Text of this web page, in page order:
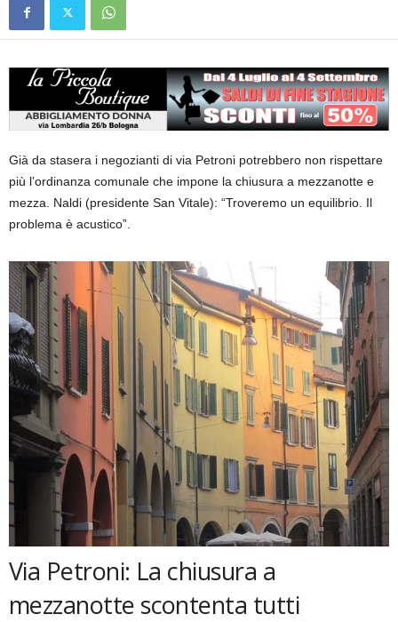
Già da stasera i negozianti di via Petroni potrebbero non rispettare
più l’ordinanza comunale che impone la chiusura a mezzanotte e
mezza. Naldi (presidente San Vitale): “Troveremo un equilibrio. Il
problema è acustico”.
Via Petroni: La chiusura a
mezzanotte scontenta tutti